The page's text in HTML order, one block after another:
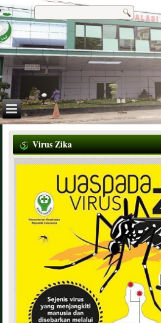
Virus Zika